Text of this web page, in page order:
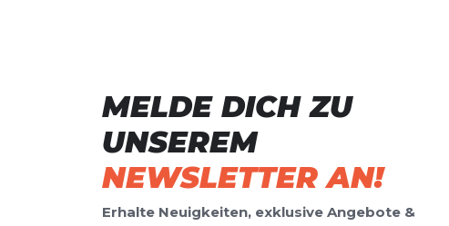
MELDE DICH ZU
UNSEREM
NEWSLETTER AN!
Erhalte Neuigkeiten, exklusive Angebote &